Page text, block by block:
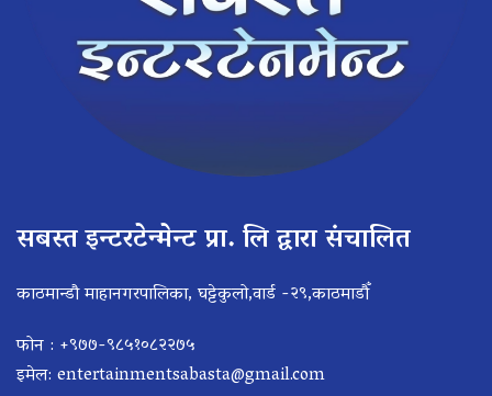
सबस्त इन्टरटेन्मेन्ट प्रा. लि द्वारा संचालित
काठमान्डौ माहानगरपालिका, घट्टेकुलो,वार्ड -२९,काठमाडौँ
फोन : +९७७-९८५१०८२२७५
इमेल: entertainmentsabasta@gmail.com